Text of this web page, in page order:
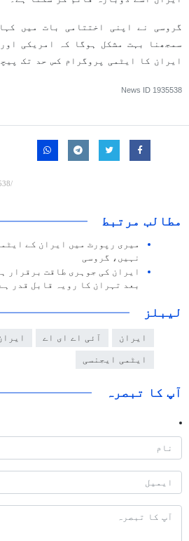
گروسی نے اپنی اختتامی بات میں
سمجھنا بہت مشکل ہوگا کہ امریکی
ایران کا ایٹمی پروگرام کس حد تک
News ID 1935538
مطالب مرتبط
میری رپورٹ میں ایران کے
نہیں، گروسی
ایران کی جوہری طاقت برقرار
بعد تہران کا رویہ قابل قدر
لیبلز
ایران آئی اے ای اے
ایٹمی ایجنسی
آپ کا تبصرہ